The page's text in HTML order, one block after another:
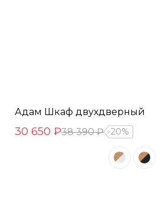
Адам Шкаф двухдверный
30 650 ₽38 390 ₽ 20%